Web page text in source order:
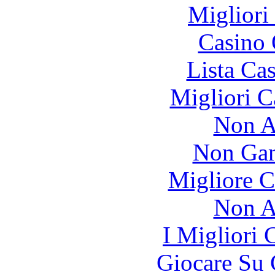
Migliori
Lista
Migliori
Non
Non
Migliore
Non
I Migliori
Giocare Su